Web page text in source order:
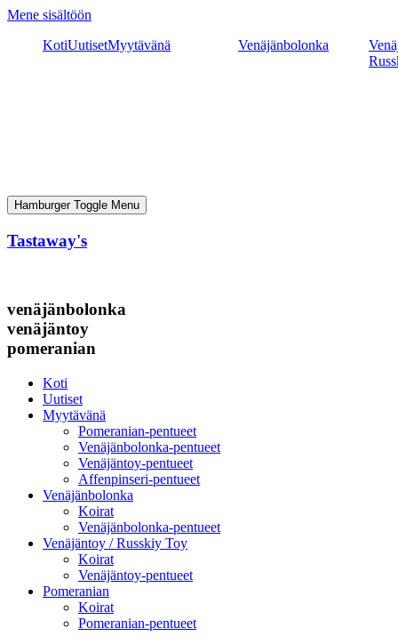
Mene sisältöön
KotiUutisetMyytävänä Venäjänbolonka
Hamburger Toggle Menu
Tastaway's
venäjänbolonka
venäjäntoy
pomeranian
Koti
Uutiset
Myytävänä
Pomeranian-pentueet
Venäjänbolonka-pentueet
Venäjäntoy-pentueet
Affenpinseri-pentueet
Venäjänbolonka
Koirat
Venäjänbolonka-pentueet
Venäjäntoy / Russkiy Toy
Koirat
Venäjäntoy-pentueet
Pomeranian
Koirat
Pomeranian-pentueet